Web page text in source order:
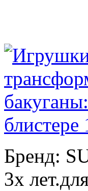
Бренд:
3х